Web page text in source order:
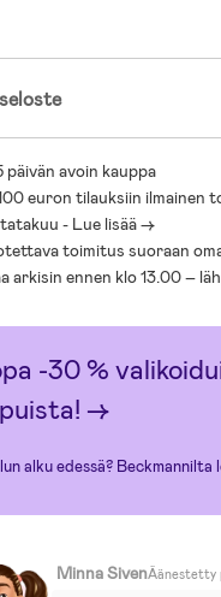
päivän avoin kauppa
euron tilauksiin ilmainen
- Lue lisää ->
toimitus suoraan
arkisin ennen klo 13.00 –
-30 %
→
alku edessä?
Minna SivenÄänestetty